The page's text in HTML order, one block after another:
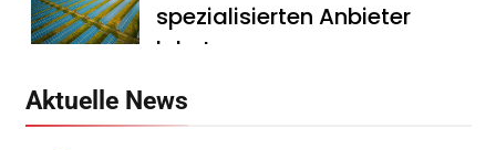
spezialisierten Anbieter
lohnt
Aktuelle News